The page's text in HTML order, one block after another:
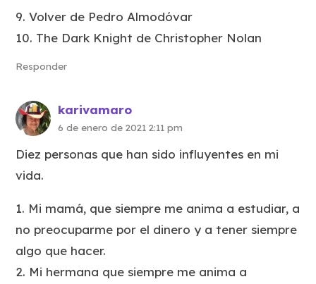
9. Volver de Pedro Almodóvar
10. The Dark Knight de Christopher Nolan
Responder
karivamaro
6 de enero de 2021 2:11 pm
Diez personas que han sido influyentes en mi
vida.
1. Mi mamá, que siempre me anima a estudiar, a
no preocuparme por el dinero y a tener siempre
algo que hacer.
2. Mi hermana que siempre me anima a